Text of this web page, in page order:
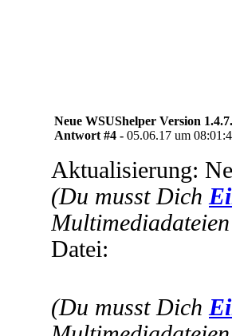
Neue WSUShelper Version
Antwort #4 - 05.06.17 um
Aktualisierung:
(Du musst Dich
Datei:
(Du musst Dich